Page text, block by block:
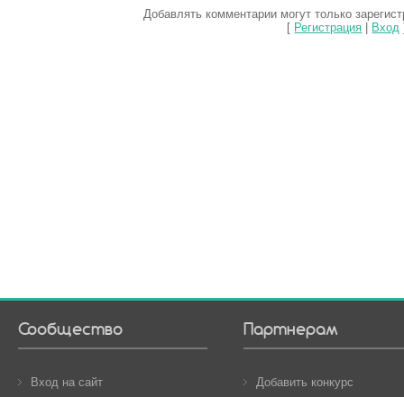
Добавлять комментарии могут только
[ Регистрация Вход
Сообщество
Вход на сайт
Партнерам
Добавить конкурс